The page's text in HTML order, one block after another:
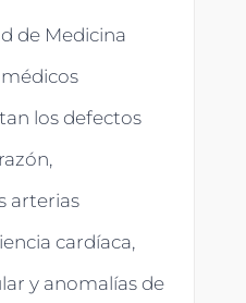
de Medicina
los defectos
arterias
cardíaca,
y anomalías de